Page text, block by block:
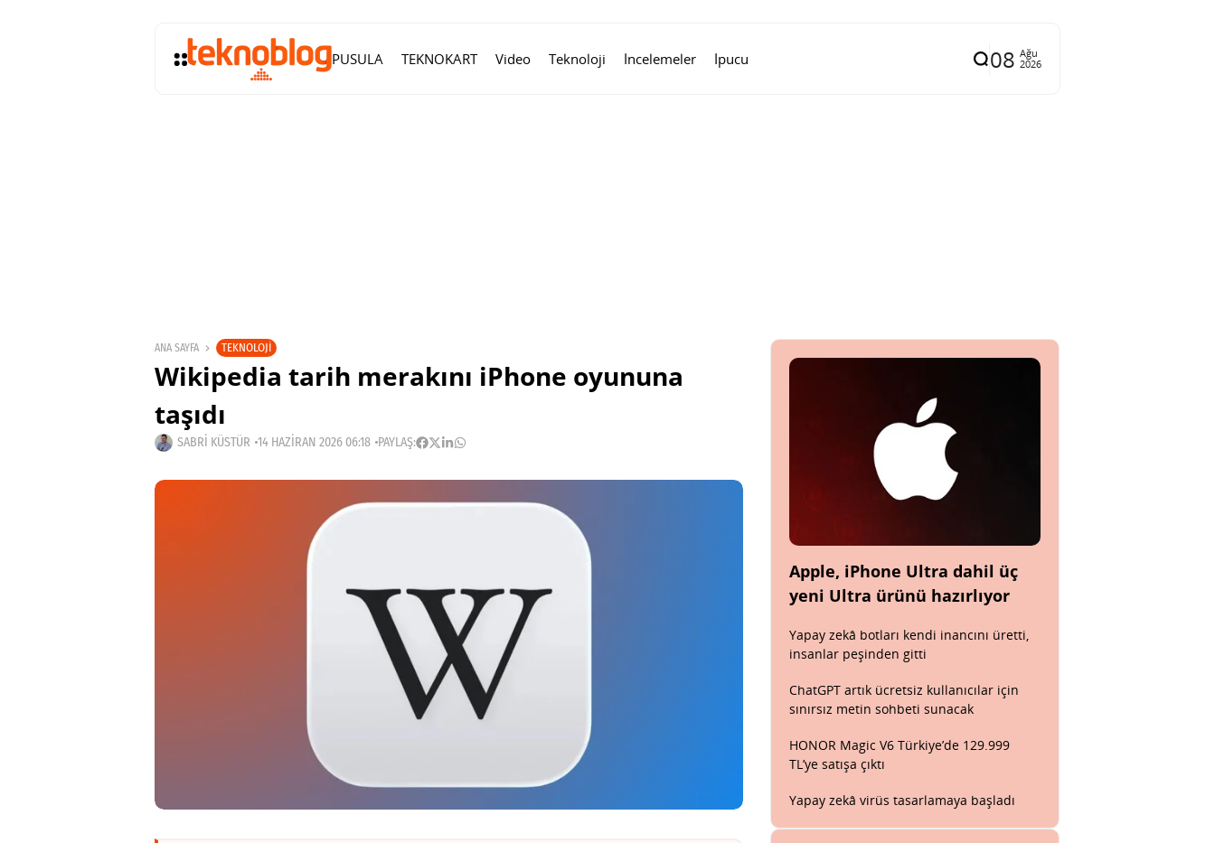
PUSULA TEKNOKART Video Teknoloji İncelemeler İpucu 08 Ağu
2026
ANA SAYFA TEKNOLOJI
Wikipedia tarih merakını iPhone oyununa
taşıdı
SABRI KÜSTÜR 14 HAZIRAN 2026 06:18 PAYLAŞ:
Apple, iPhone Ultra dahil üç
yeni Ultra ürünü hazırlıyor
Yapay zekâ botları kendi inancını üretti,
insanlar peşinden gitti
ChatGPT artık ücretsiz kullanıcılar için
sınırsız metin sohbeti sunacak
HONOR Magic V6 Türkiye’de 129.999
TL’ye satışa çıktı
Yapay zekâ virüs tasarlamaya başladı